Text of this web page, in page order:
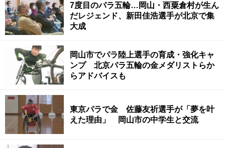
7度目のパラ五輪…岡山・西粟倉村が生ん
だレジェンド、新田佳浩選手が北京で集
大成
岡山市でパラ陸上選手の育成・強化キャ
ンプ 北京パラ五輪の金メダリストらか
らアドバイスも
東京パラで金 佐藤友祈選手が「夢を叶
えた理由」 岡山市の中学生と交流